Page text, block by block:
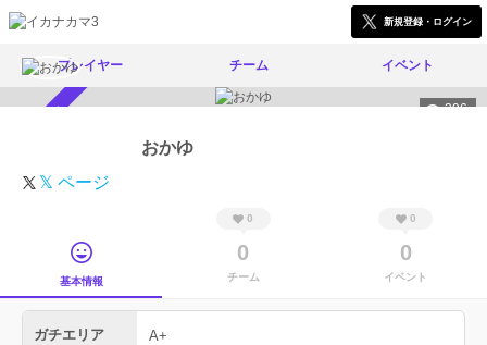
新規登録・ログイン
プレイヤー チーム イベント
396
おかゆ
𝕏 ページ
基本情報
0
0
チーム
0
0
イベント
ガチエリア A+